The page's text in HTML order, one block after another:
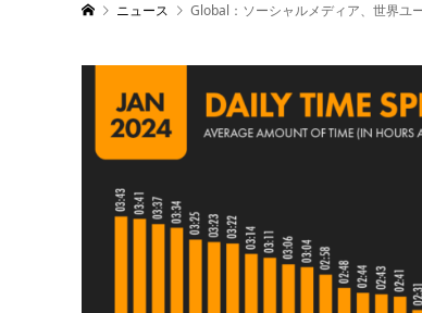
ニュース Global：ソーシャルメディア、世界ユ